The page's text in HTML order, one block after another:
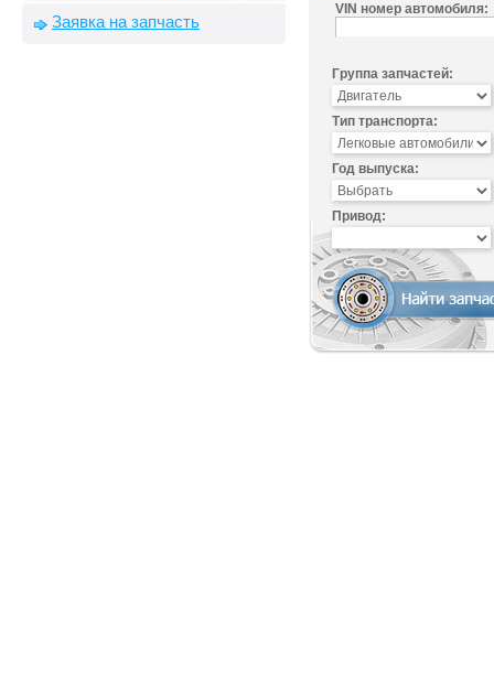
Заявка на запчасть
VIN номер автомобиля:
Группа запчастей:
Тип транспорта:
Год выпуска:
Привод: